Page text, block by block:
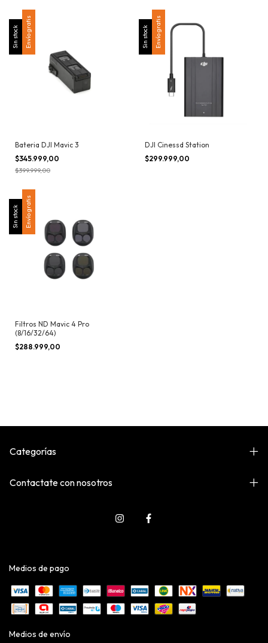
Sin stock Envío gratis
Bateria DJI Mavic 3
$345.999,00
$399.999,00
Sin stock Envío gratis
DJI Cinessd Station
$299.999,00
Sin stock Envío gratis
Filtros ND Mavic 4 Pro
(8/16/32/64)
$288.999,00
Categorías
Contactate con nosotros
Medios de pago
Medios de envío